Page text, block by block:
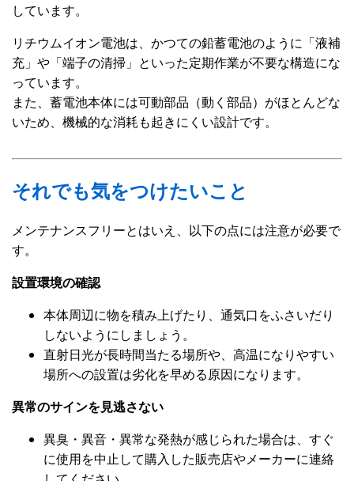
しています。
リチウムイオン電池は、かつての鉛蓄電池のように「液補
充」や「端子の清掃」といった定期作業が不要な構造にな
っています。
また、蓄電池本体には可動部品（動く部品）がほとんどな
いため、機械的な消耗も起きにくい設計です。
それでも気をつけたいこと
メンテナンスフリーとはいえ、以下の点には注意が必要で
す。
設置環境の確認
本体周辺に物を積み上げたり、通気口をふさいだり
しないようにしましょう。
直射日光が長時間当たる場所や、高温になりやすい
場所への設置は劣化を早める原因になります。
異常のサインを見逃さない
異臭・異音・異常な発熱が感じられた場合は、すぐ
に使用を中止して購入した販売店やメーカーに連絡